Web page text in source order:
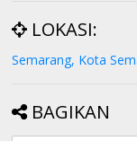
LOKASI:
Semarang, Kota
BAGIKAN